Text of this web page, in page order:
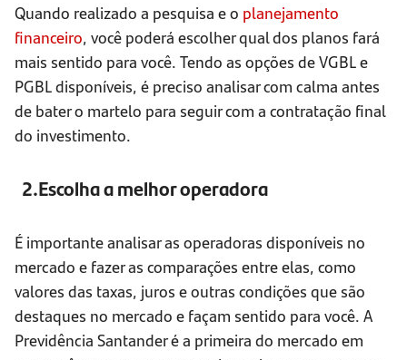
Quando realizado a pesquisa e o planejamento
financeiro, você poderá escolher qual dos planos fará
mais sentido para você. Tendo as opções de VGBL e
PGBL disponíveis, é preciso analisar com calma antes
de bater o martelo para seguir com a contratação final
do investimento.
2.Escolha a melhor operadora
É importante analisar as operadoras disponíveis no
mercado e fazer as comparações entre elas, como
valores das taxas, juros e outras condições que são
destaques no mercado e façam sentido para você. A
Previdência Santander é a primeira do mercado em